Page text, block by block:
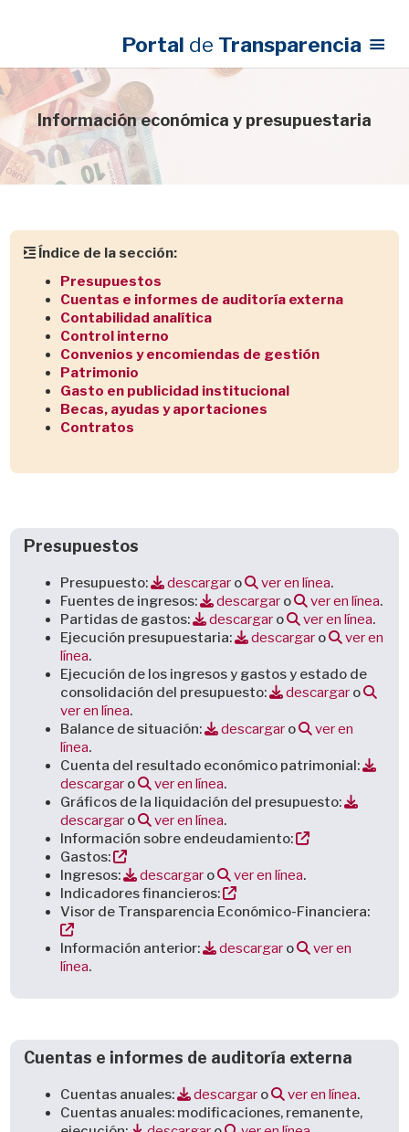
Portal de Transparencia
Información económica y presupuestaria
Índice de la sección:
Presupuestos
Cuentas e informes de auditoría externa
Contabilidad analítica
Control interno
Convenios y encomiendas de gestión
Patrimonio
Gasto en publicidad institucional
Becas, ayudas y aportaciones
Contratos
Presupuestos
Presupuesto: descargar o ver en línea.
Fuentes de ingresos:
descargar o ver en línea.
Partidas de gastos:
descargar o ver en línea.
Ejecución presupuestaria:
descargar o
ver en
línea.
Ejecución de los ingresos y gastos y estado de
consolidación del presupuesto:
descargar o
ver en línea.
Balance de situación:
descargar o
ver en
línea.
Cuenta del resultado económico patrimonial:
descargar o ver en línea.
Gráficos de la liquidación del presupuesto:
descargar o ver en línea.
Información sobre endeudamiento:
Gastos:
Ingresos:
descargar o ver en línea.
Indicadores financieros:
Visor de Transparencia Económico-Financiera:
Información anterior: descargar o
ver en
línea.
Cuentas e informes de auditoría externa
Cuentas anuales: descargar o ver en línea.
Cuentas anuales: modificaciones, remanente,